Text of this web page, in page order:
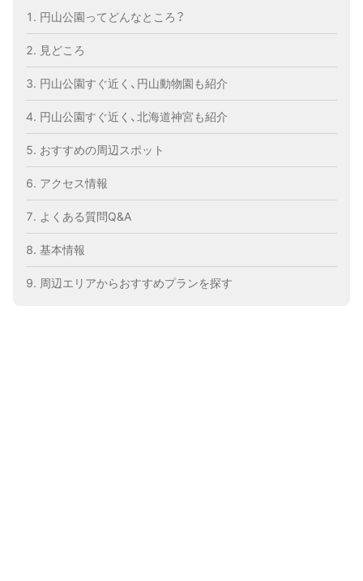
円山公園ってどんなところ？
見どころ
円山公園すぐ近く、円山動物園も紹介
円山公園すぐ近く、北海道神宮も紹介
おすすめの周辺スポット
アクセス情報
よくある質問Q&A
基本情報
周辺エリアからおすすめプランを探す